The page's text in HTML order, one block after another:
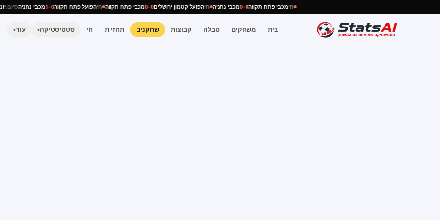
חימכבי פתח תקווה0–0 מכבי נתניה חיהפועל קטמון ירושלים0–0 מכבי פתח תקווה חיהפועל פתח תקווה0–1 מכבי נתניהסיום:
בית משחקים טבלה קבוצות שחקנים תחזיות חי סטטיסטיקה▾ עוד▾